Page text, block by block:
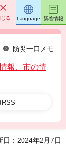
じる
防災一口メモ
報、市の情
RSS
Language 新着情報
日：2024年2月7日